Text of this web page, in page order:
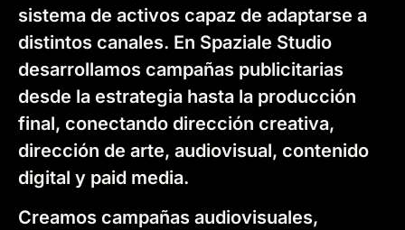
sistema de activos capaz de adaptarse a
distintos canales. En Spaziale Studio
desarrollamos campañas publicitarias
desde la estrategia hasta la producción
final, conectando dirección creativa,
dirección de arte, audiovisual, contenido
digital y paid media.
Creamos campañas audiovisuales,